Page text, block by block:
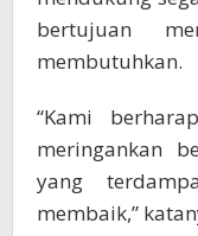
bertujuan
membutuhkan.
“Kami
meringankan
yang
membaik,”